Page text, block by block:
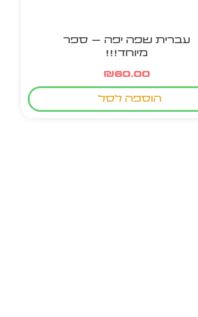
עברית שפה יפה – ספר
מיוחד!!!
₪60.00
הוספה לסל